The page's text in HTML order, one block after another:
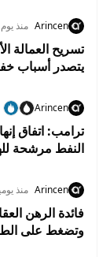
Arincen منذ يوم
يتصدر أسباب
Arincen
ترامب: اتفاق
النفط مرشحة
Arincen منذ
فائدة الرهن
وتضغط على